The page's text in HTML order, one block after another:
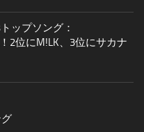
ップソング：
2位にM!LK、3位にサカナ